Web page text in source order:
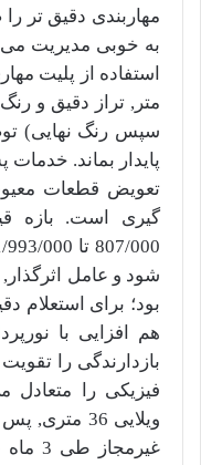
مهاربندی دقیق تر
به خوبی مدیریت
متر, تراز دقیق و
سپس رنگ نهایی)
تعویض قطعات
گیری است. بازه
807/000 تا
993/000
شود و عامل
بود؛ برای استعلام
هم افزایی با
بازدارندگی را
فیزیکی را
ویلایی 36